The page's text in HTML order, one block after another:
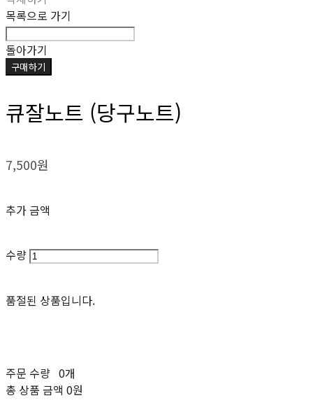
목록으로 가기
돌아가기
구매하기
큐잘노트 (당구노트)
7,500원
추가 금액
수량
품절된 상품입니다.
주문 수량 0개
총 상품 금액 0원